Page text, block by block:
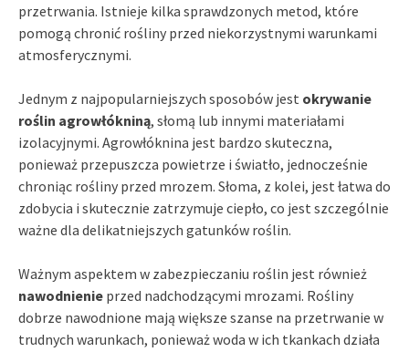
przetrwania. Istnieje kilka sprawdzonych metod, które
pomogą chronić rośliny przed niekorzystnymi warunkami
atmosferycznymi.
Jednym z najpopularniejszych sposobów jest okrywanie
roślin agrowłókniną, słomą lub innymi materiałami
izolacyjnymi. Agrowłóknina jest bardzo skuteczna,
ponieważ przepuszcza powietrze i światło, jednocześnie
chroniąc rośliny przed mrozem. Słoma, z kolei, jest łatwa do
zdobycia i skutecznie zatrzymuje ciepło, co jest szczególnie
ważne dla delikatniejszych gatunków roślin.
Ważnym aspektem w zabezpieczaniu roślin jest również
nawodnienie przed nadchodzącymi mrozami. Rośliny
dobrze nawodnione mają większe szanse na przetrwanie w
trudnych warunkach, ponieważ woda w ich tkankach działa